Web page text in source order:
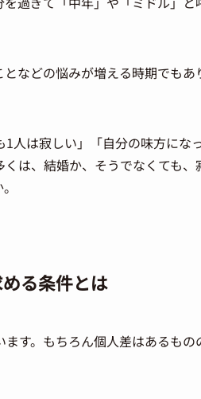
などの悩みが増える時期でも
人は寂しい」「自分の味方にな
は、結婚か、そうでなくても
る条件とは
す。もちろん個人差はあるも